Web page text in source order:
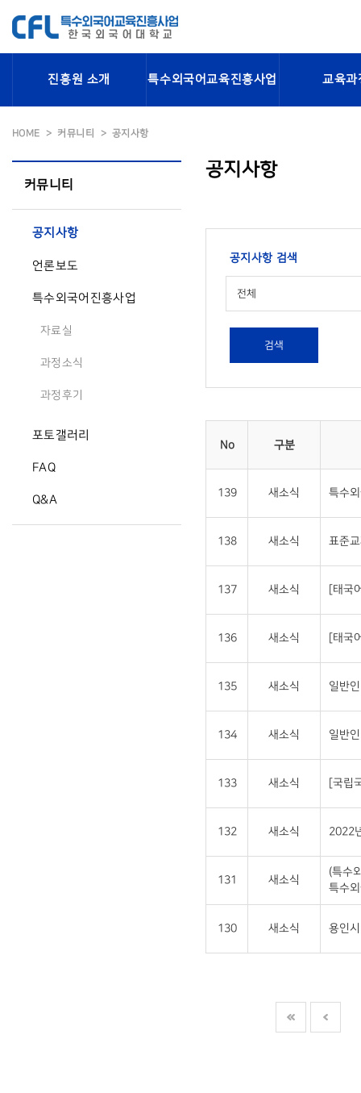
진흥원 소개 특수외국어교육진흥사업 교육과
HOME 커뮤니티 공지사항
커뮤니티
공지사항
언론보도
특수외국어진흥사업
자료실
과정소식
과정후기
포토갤러리
FAQ
Q&A
공지사항
공지사항 검색
전체
검색
No 구분
139 새소식 특수
138 새소식 표준
137 새소식 [태국
136 새소식 [태국
135 새소식 일반
134 새소식 일반
133 새소식 [국립
132 새소식 2022
131 새소식
(특수
특수
130 새소식 용인